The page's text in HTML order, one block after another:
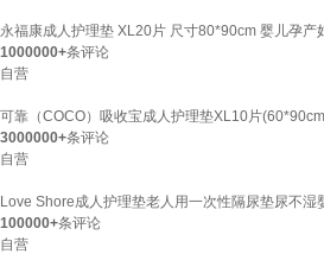
永福康成人护理垫 XL20片 尺寸80*90cm 婴儿孕产
1000000+条评论
自营
可靠（COCO）吸收宝成人护理垫XL10片
3000000+条评论
自营
Love Shore成人护理垫老人用一次性隔尿垫尿不
100000+条评论
自营